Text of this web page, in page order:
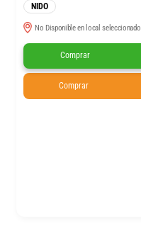
NIDO
No Disponible en local seleccionado
Comprar
Comprar